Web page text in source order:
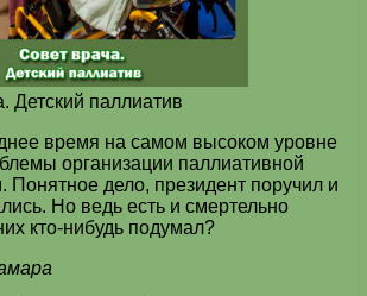
Детский паллиатив
время на самом высоком уровне
организации паллиативной
Понятное дело, президент поручил и
Но ведь есть и смертельно
кто-нибудь подумал?